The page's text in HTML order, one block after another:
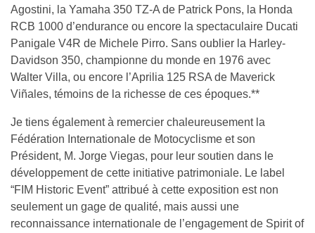
Agostini, la Yamaha 350 TZ-A de Patrick Pons, la Honda
RCB 1000 d’endurance ou encore la spectaculaire Ducati
Panigale V4R de Michele Pirro. Sans oublier la Harley-
Davidson 350, championne du monde en 1976 avec
Walter Villa, ou encore l’Aprilia 125 RSA de Maverick
Viñales, témoins de la richesse de ces époques.**
Je tiens également à remercier chaleureusement la
Fédération Internationale de Motocyclisme et son
Président, M. Jorge Viegas, pour leur soutien dans le
développement de cette initiative patrimoniale. Le label
“FIM Historic Event” attribué à cette exposition est non
seulement un gage de qualité, mais aussi une
reconnaissance internationale de l’engagement de Spirit of